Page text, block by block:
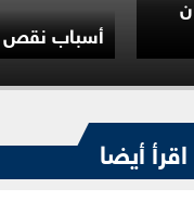
أسباب نقص
اقرأ أيضا